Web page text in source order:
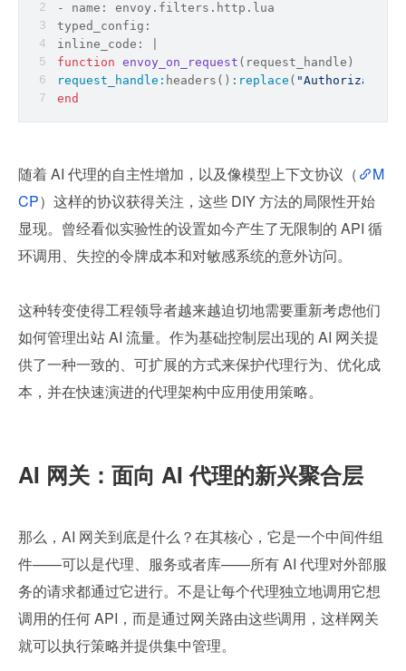
- name: envoy.filters.http.lua
typed_config:
inline_code: |
function envoy_on_request ( request_handle )
request_handle: headers() :replace ( "Authorization"
end
随着 AI 代理的自主性增加，以及像模型上下文协议（
M
CP）这样的协议获得关注，这些 DIY 方法的局限性开始
显现。曾经看似实验性的设置如今产生了无限制的 API 循
环调用、失控的令牌成本和对敏感系统的意外访问。
这种转变使得工程领导者越来越迫切地需要重新考虑他们
如何管理出站 AI 流量。作为基础控制层出现的 AI 网关提
供了一种一致的、可扩展的方式来保护代理行为、优化成
本，并在快速演进的代理架构中应用使用策略。
AI 网关：面向 AI 代理的新兴聚合层
那么，AI 网关到底是什么？在其核心，它是一个中间件组
件——可以是代理、服务或者库——所有 AI 代理对外部服
务的请求都通过它进行。不是让每个代理独立地调用它想
调用的任何 API，而是通过网关路由这些调用，这样网关
就可以执行策略并提供集中管理。